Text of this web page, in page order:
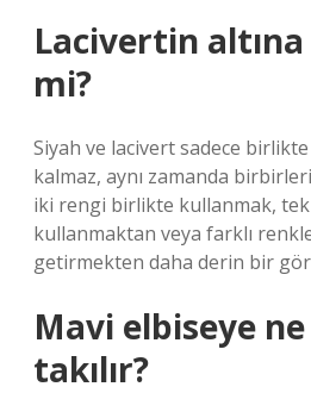
Lacivertin
mi?
Siyah ve lacivert sadece
kalmaz, aynı zamanda
iki rengi birlikte kullanmak,
kullanmaktan veya farklı
getirmekten daha derin bir
Mavi elbiseye
takılır?